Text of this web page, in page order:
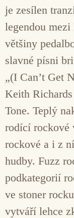
je zesílen
legendou
většiny
slavné písni
„(I Can’t Get
Keith
Tone. Teplý
rodící rockové
rockové a i z
hudby. Fuzz
podkategorií
ve stoner
vytváří lehce